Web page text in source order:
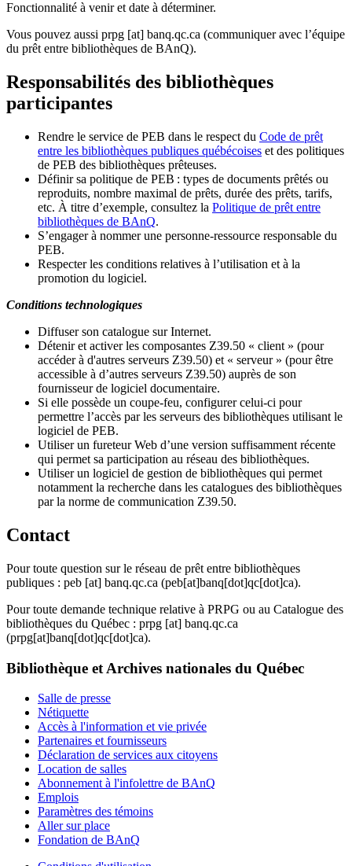
Fonctionnalité à venir et date à déterminer.
Vous pouvez aussi prpg [at] banq.qc.ca (communiquer avec l’équipe
du prêt entre bibliothèques de BAnQ).
Responsabilités des bibliothèques
participantes
Rendre le service de PEB dans le respect du Code de prêt
entre les bibliothèques publiques québécoises et des politiques
de PEB des bibliothèques prêteuses.
Définir sa politique de PEB : types de documents prêtés ou
reproduits, nombre maximal de prêts, durée des prêts, tarifs,
etc. À titre d’exemple, consultez la Politique de prêt entre
bibliothèques de BAnQ.
S’engager à nommer une personne-ressource responsable du
PEB.
Respecter les conditions relatives à l’utilisation et à la
promotion du logiciel.
Conditions technologiques
Diffuser son catalogue sur Internet.
Détenir et activer les composantes Z39.50 « client » (pour
accéder à d'autres serveurs Z39.50) et « serveur » (pour être
accessible à d’autres serveurs Z39.50) auprès de son
fournisseur de logiciel documentaire.
Si elle possède un coupe-feu, configurer celui-ci pour
permettre l’accès par les serveurs des bibliothèques utilisant le
logiciel de PEB.
Utiliser un fureteur Web d’une version suffisamment récente
qui permet sa participation au réseau des bibliothèques.
Utiliser un logiciel de gestion de bibliothèques qui permet
notamment la recherche dans les catalogues des bibliothèques
par la norme de communication Z39.50.
Contact
Pour toute question sur le réseau de prêt entre bibliothèques
publiques : peb [at] banq.qc.ca (peb[at]banq[dot]qc[dot]ca).
Pour toute demande technique relative à PRPG ou au Catalogue des
bibliothèques du Québec : prpg [at] banq.qc.ca
(prpg[at]banq[dot]qc[dot]ca).
Bibliothèque et Archives nationales du Québec
Salle de presse
Nétiquette
Accès à l'information et vie privée
Partenaires et fournisseurs
Déclaration de services aux citoyens
Location de salles
Abonnement à l'infolettre de BAnQ
Emplois
Paramètres des témoins
Aller sur place
Fondation de BAnQ